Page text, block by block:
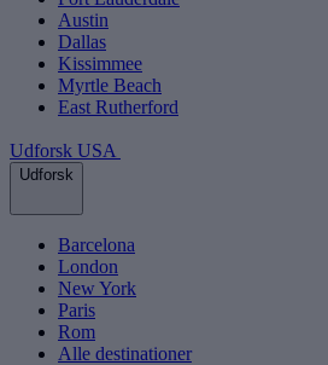
Austin
Dallas
Kissimmee
Myrtle Beach
East Rutherford
Udforsk USA
Udforsk
Barcelona
London
New York
Paris
Rom
Alle destinationer